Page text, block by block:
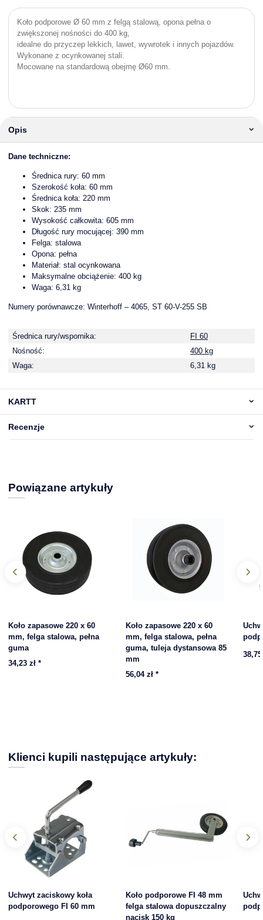
Koło podporowe Ø 60 mm z felgą stalową, opona pełna o
zwiększonej nośności do 400 kg,
idealne do przyczep lekkich, lawet, wywrotek i innych pojazdów.
Wykonane z ocynkowanej stali.
Mocowane na standardową obejmę Ø60 mm.
Opis
Dane techniczne:
Średnica rury: 60 mm
Szerokość koła: 60 mm
Średnica koła: 220 mm
Skok: 235 mm
Wysokość całkowita: 605 mm
Długość rury mocującej: 390 mm
Felga: stalowa
Opona: pełna
Materiał: stal ocynkowana
Maksymalne obciążenie: 400 kg
Waga: 6,31 kg
Numery porównawcze: Winterhoff – 4065, ST 60-V-255 SB
Średnica rury/wspornika:
FI 60
Nośność:
400 kg
Waga:
6,31 kg
KARTT
Recenzje
Powiązane artykuły
Koło zapasowe 220 x 60
mm, felga stalowa, pełna
guma
34,23 zł *
Koło zapasowe 220 x 60
mm, felga stalowa, pełna
guma, tuleja dystansowa 85
mm
56,04 zł *
Klienci kupili następujące artykuły:
Uchwyt zaciskowy koła
podporowego FI 60 mm
Koło podporowe FI 48 mm
felga stalowa dopuszczalny
nacisk 150 kg